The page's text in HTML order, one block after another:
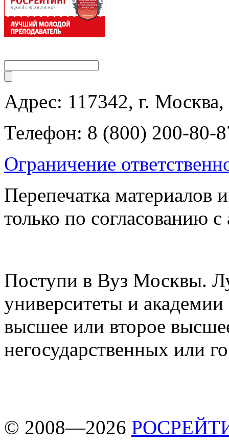
Адрес: 117342, г.
Телефон: 8 (800) 200-80-
Ограничение
Перепечатка материалов
только по согласованию
Поступи в Вуз Москвы.
университеты и
высшее или второе
негосударственных или
© 2008—2026